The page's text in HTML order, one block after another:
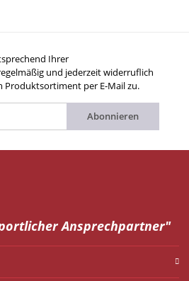
Ihrer
und jederzeit widerruflich
per E-Mail zu.
Abonnieren
Ansprechpartner"